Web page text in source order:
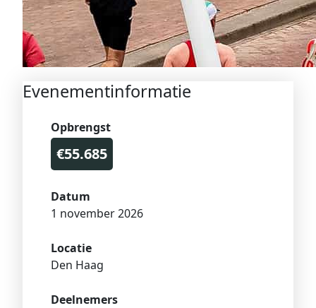
Evenementinformatie
Opbrengst
€55.685
Datum
1 november 2026
Locatie
Den Haag
Deelnemers